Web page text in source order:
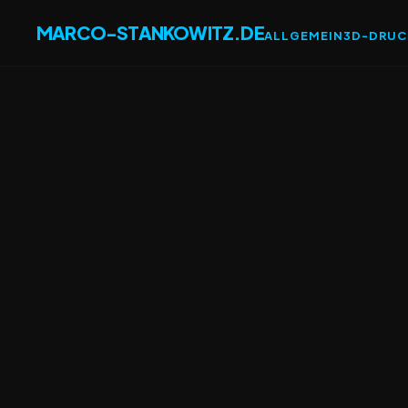
MARCO-STANKOWITZ.DEALLGEMEIN3D-